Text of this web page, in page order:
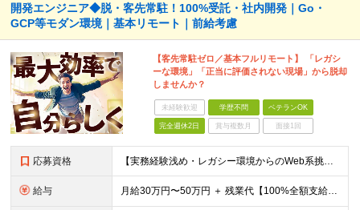
開発エンジニア◆脱・客先常駐！100%受託・社内開発｜Go・
GCP等モダン環境｜基本リモート｜前給考慮
【客先常駐ゼロ／基本フルリモート】 「レガシ
ーな環境」「正当に評価されない現場」から脱却
しませんか？
未経験歓迎 学歴不問 ベテランOK
完全週休2日 賞与複数月 面接1回
応募資格 【実務経験浅め・レガシー環境からのWeb系挑戦も大歓迎！】 ・何かしらのシステム開発実務経験がある方（言語・ジャンル・年数不問） ・月1回程度、秋葉原オフィスへの出社が可能な方 ※GoやGCP、Rea
給与 月給30万円〜50万円 ＋ 残業代【100%全額支給】＋ 決算賞与 ※上記は固定残業代（みなし残業）を含まない【基本給】の金額です！ ※試用期間なし（入社初月から満額支給） ※あなたの前職給与や経験